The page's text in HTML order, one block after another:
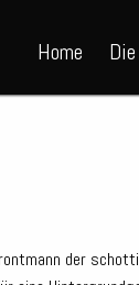
Home
der